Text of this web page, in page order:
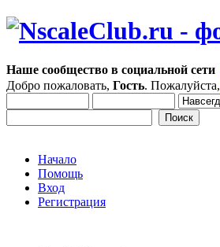
Наше сообщество в социальной сети
Добро пожаловать, Гость. Пожалуйста,
Начало
Помощь
Вход
Регистрация